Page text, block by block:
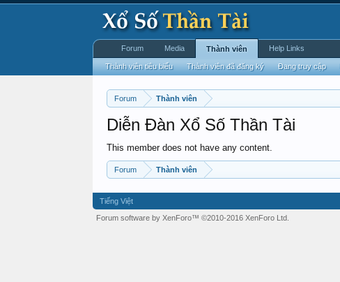
Forum Thành viên
Diễn Đàn Xổ Số Thần Tài
This member does not have any content.
Forum Thành viên
Forum Media Thành viên
Thành viên tiêu biểu Thành viên đã đăng ký Đang truy cập
Help Links
Tiếng Việt
Forum software by XenForo™ ©2010-2016 XenForo Ltd.